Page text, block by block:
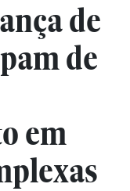
de
de
em